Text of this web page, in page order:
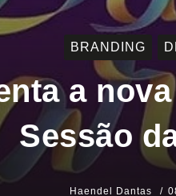
BRANDING
a
Sessão
Haendel Dantas